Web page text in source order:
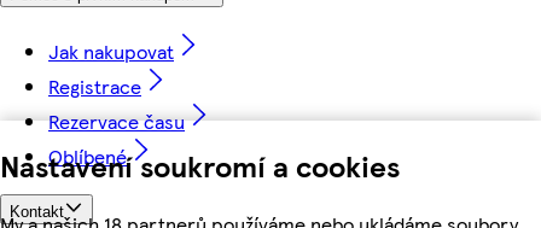
Nastavení soukromí a cookies
Jak nakupovat
Registrace
Rezervace času
Oblíbené
Kontakt